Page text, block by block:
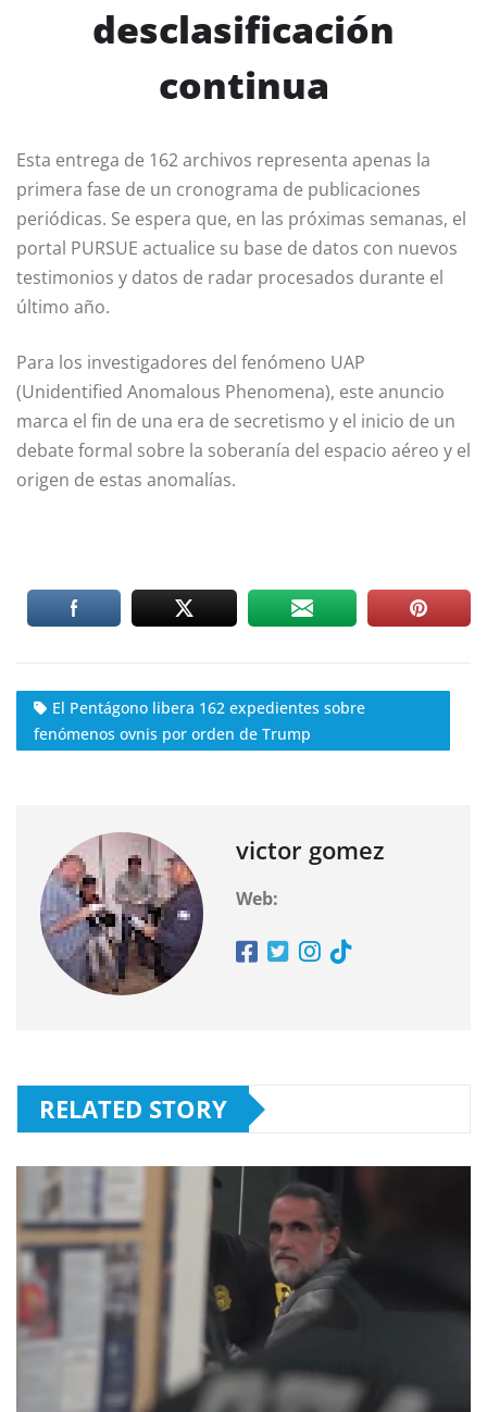
desclasificación
continua
Esta entrega de 162 archivos representa apenas la
primera fase de un cronograma de publicaciones
periódicas. Se espera que, en las próximas semanas, el
portal PURSUE actualice su base de datos con nuevos
testimonios y datos de radar procesados durante el
último año.
Para los investigadores del fenómeno UAP
(Unidentified Anomalous Phenomena), este anuncio
marca el fin de una era de secretismo y el inicio de un
debate formal sobre la soberanía del espacio aéreo y el
origen de estas anomalías.
El Pentágono libera 162 expedientes sobre
fenómenos ovnis por orden de Trump
victor gomez
Web:
RELATED STORY